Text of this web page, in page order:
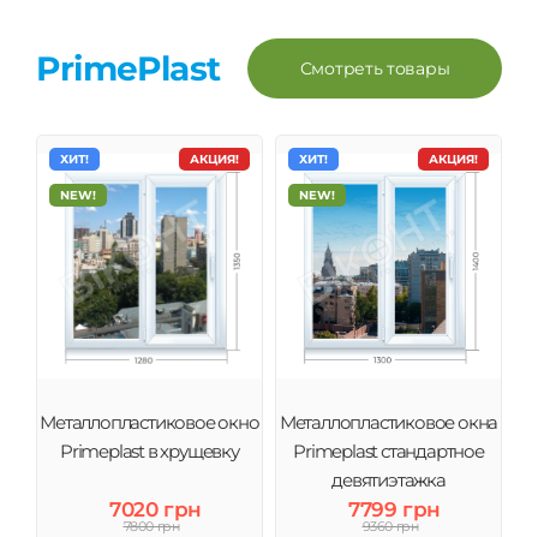
PrimePlast Смотреть товары
АКЦИЯ!
ХИТ!
NEW!
Металлопластиковое окно
Primeplast в хрущевку
7020 грн
7800 грн
АКЦИЯ!
ХИТ!
NEW!
Металлопластиковое окна
Primeplast стандартное
девятиэтажка
7799 грн
9360 грн